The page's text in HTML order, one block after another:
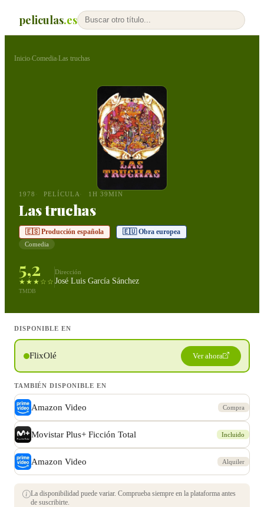
peliculas.es
Inicio›Comedia›Las truchas
1978 PELÍCULA 1H 39MIN
Las truchas
🇪🇸 Producción española 🇪🇺 Obra europea
Comedia
5,2
★★★☆☆
TMDB
Dirección
José Luis García Sánchez
DISPONIBLE EN
FlixOlé Ver ahora
TAMBIÉN DISPONIBLE EN
Amazon Video Compra
Movistar Plus+ Ficción Total Incluido
Amazon Video Alquiler
La disponibilidad puede variar. Comprueba siempre en la plataforma antes
de suscribirte.